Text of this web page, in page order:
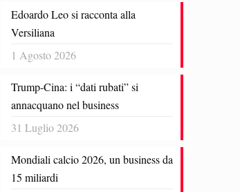
Edoardo Leo si racconta alla
Versiliana
1 Agosto 2026
Trump-Cina: i “dati rubati” si
annacquano nel business
31 Luglio 2026
Mondiali calcio 2026, un business da
15 miliardi